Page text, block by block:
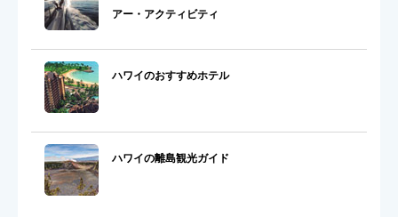
アー・アクティビティ
ハワイのおすすめホテル
ハワイの離島観光ガイド